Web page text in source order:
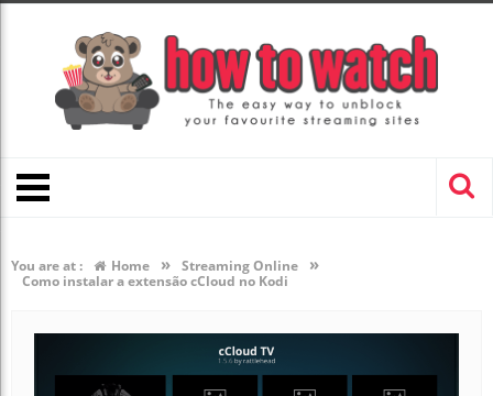
You are at : Home » Streaming Online »
Como instalar a extensão cCloud no Kodi